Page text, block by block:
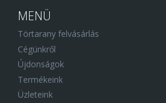
MENÜ
Törtarany felvásárlás
Cégünkről
Újdonságok
Termékeink
Üzleteink